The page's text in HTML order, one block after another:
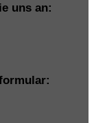
uns an: